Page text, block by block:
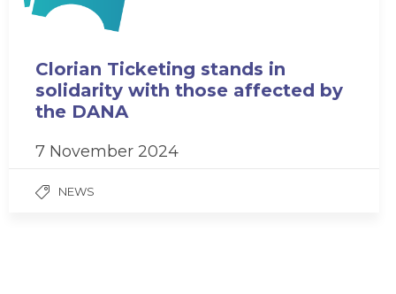
Clorian Ticketing stands in
solidarity with those affected by
the DANA
7 November 2024
NEWS